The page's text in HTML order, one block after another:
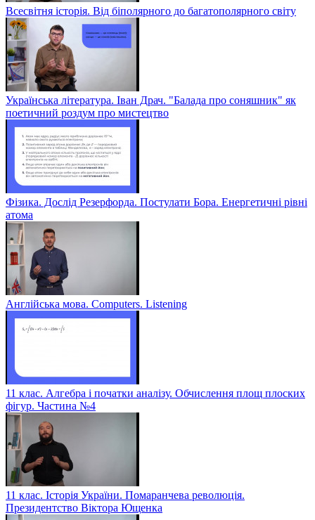
Всесвітня історія. Від біполярного до багатополярного світу
Українська література. Іван Драч. "Балада про соняшник" як
поетичний роздум про мистецтво
Фізика. Дослід Резерфорда. Постулати Бора. Енергетичні рівні
атома
Англійська мова. Computers. Listening
11 клас. Алгебра і початки аналізу. Обчислення площ плоских
фігур. Частина №4
11 клас. Історія України. Помаранчева революція.
Президентство Віктора Ющенка